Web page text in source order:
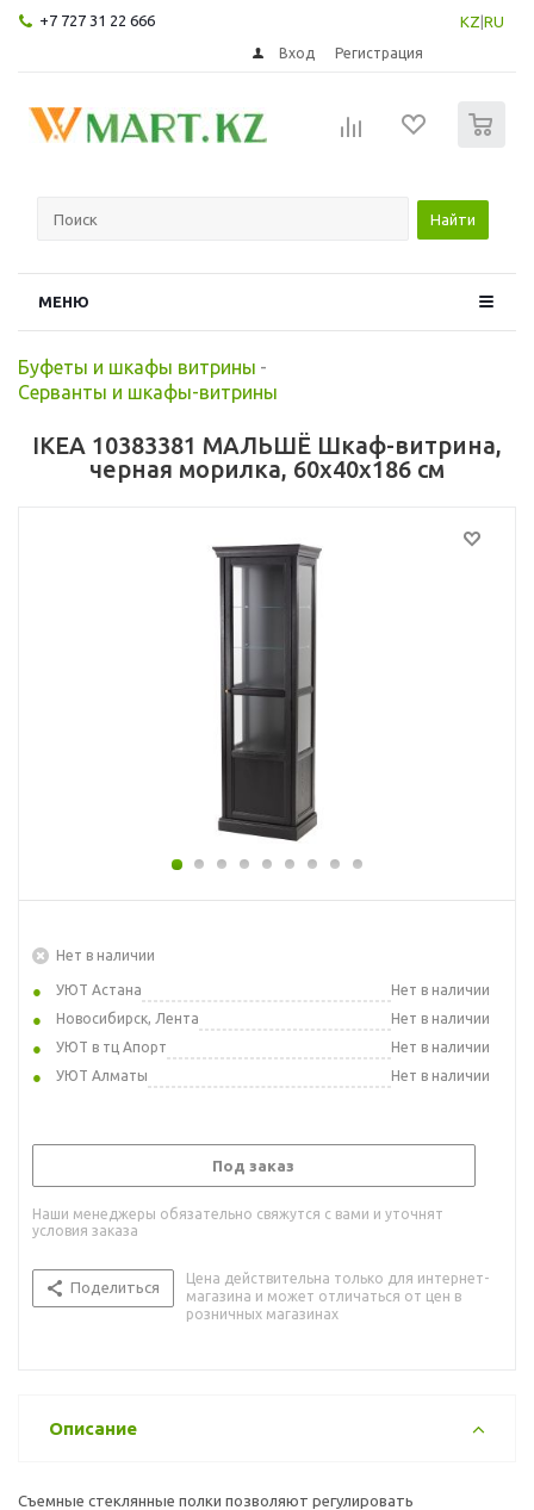
+7 727 31 22 666 KZ RU
Вход Регистрация
Найти
МЕНЮ
Буфеты и шкафы витрины -
Серванты и шкафы-витрины
IKEA 10383381 МАЛЬШЁ Шкаф-витрина,
черная морилка, 60x40x186 см
Нет в наличии
УЮТ Астана
Нет в наличии
Новосибирск, Лента
Нет в наличии
УЮТ в тц Апорт
Нет в наличии
УЮТ Алматы
Нет в наличии
Под заказ
Наши менеджеры обязательно свяжутся с вами и уточнят
условия заказа
Поделиться
Цена действительна только для интернет-
магазина и может отличаться от цен в
розничных магазинах
Описание
Съемные стеклянные полки позволяют регулировать